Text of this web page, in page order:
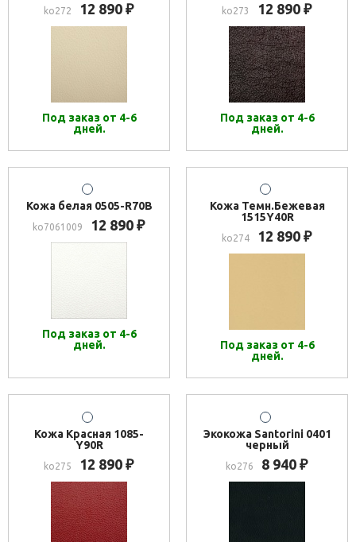
ko272 12 890 ₽
Под заказ от 4-6
дней.
ko273 12 890 ₽
Под заказ от 4-6
дней.
Кожа белая 0505-R70B
ko7061009 12 890 ₽
Под заказ от 4-6
дней.
Кожа Темн.Бежевая
1515Y40R
ko274 12 890 ₽
Под заказ от 4-6
дней.
Кожа Красная 1085-
Y90R
ko275 12 890 ₽
Экокожа Santorini 0401
черный
ko276 8 940 ₽